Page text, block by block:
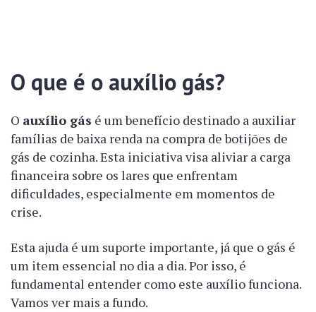
O que é o auxílio gás?
O auxílio gás é um benefício destinado a auxiliar
famílias de baixa renda na compra de botijões de
gás de cozinha. Esta iniciativa visa aliviar a carga
financeira sobre os lares que enfrentam
dificuldades, especialmente em momentos de
crise.
Esta ajuda é um suporte importante, já que o gás é
um item essencial no dia a dia. Por isso, é
fundamental entender como este auxílio funciona.
Vamos ver mais a fundo.